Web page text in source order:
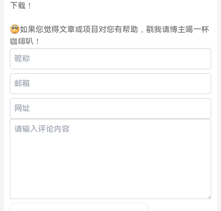
下载！
如果您觉得文章或项目对您有帮助，戳我请博主喝一杯
咖啡叭！